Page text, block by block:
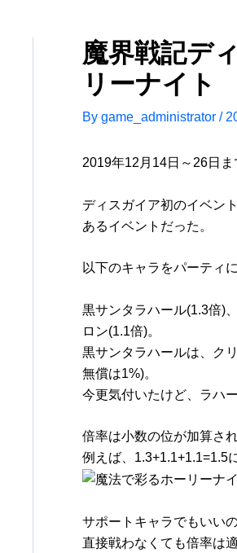
魔界戦記デ
リーナイト
By game_administrator /
2019年12月14日～26日
ディスガイア初のイベン
あるイベントだった。
以下のキャラをパーティ
黒サンタラハール(1.3倍)
ロン(1.1倍)。
黒サンタラハールは、ク
無償は1%)。
今更気付いたけど、ラハ
倍率は小数の位が加算さ
例えば、1.3+1.1+1.1=1.5
サポートキャラでもいい
直接戦わなくても倍率は